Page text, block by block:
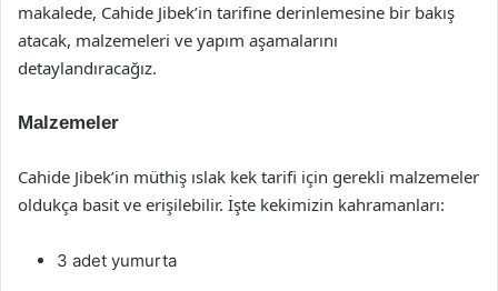
makalede, Cahide Jibek’in tarifine derinlemesine bir bakış
atacak, malzemeleri ve yapım aşamalarını
detaylandıracağız.
Malzemeler
Cahide Jibek’in müthiş ıslak kek tarifi için gerekli malzemeler
oldukça basit ve erişilebilir. İşte kekimizin kahramanları:
3 adet yumurta